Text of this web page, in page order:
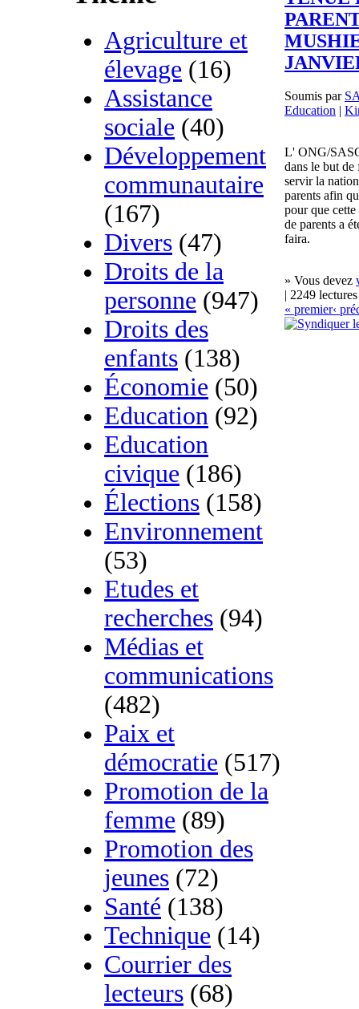
Agriculture et
élevage (16)
Assistance
sociale (40)
Développement
communautaire
(167)
Divers (47)
Droits de la
personne (947)
Droits des
enfants (138)
Économie (50)
Education (92)
Education
civique (186)
Élections (158)
Environnement
(53)
Etudes et
recherches (94)
Médias et
communications
(482)
Paix et
démocratie (517)
Promotion de la
femme (89)
Promotion des
jeunes (72)
Santé (138)
Technique (14)
Courrier des
lecteurs (68)
Soumis par
Education
L' ONG/
dans le but de
servir la
parents afin
pour que
de parents a
faira.
» Vous devez
| 2249 lectures
« premier‹